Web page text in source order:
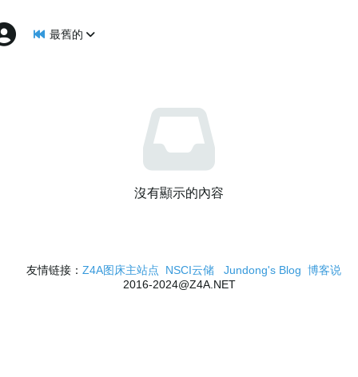
最舊的
沒有顯示的內容
友情链接： Z4A图床主站点 NSCI云储 Jundong's Blog 博客说
2016-2024@Z4A.NET